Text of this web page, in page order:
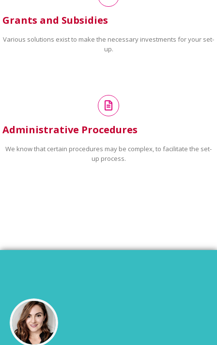
Grants and Subsidies
Various solutions exist to make the necessary investments for your set-
up.
Administrative Procedures
We know that certain procedures may be complex, to facilitate the set-
up process.